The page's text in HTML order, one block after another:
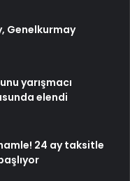
Genelkurmay
yarışmacı
elendi
24 ay taksitle